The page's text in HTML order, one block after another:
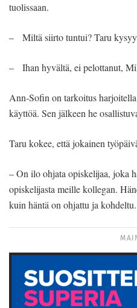
tuolissaan.
– Miltä siirto tuntui? Taru
– Ihan hyvältä, ei pelottanut,
Ann-Sofin on tarkoitus
käyttöä. Sen jälkeen he
Taru kokee, että jokainen
– On ilo ohjata opiskelijaa, joka
opiskelijasta meille kollegan.
kuin häntä on ohjattu ja kohdeltu.